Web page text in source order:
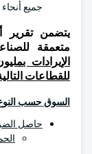
جميع أنحاء
يتضمن تقرير
متعمقة
للقطاعات
السوق حسب
حاصل